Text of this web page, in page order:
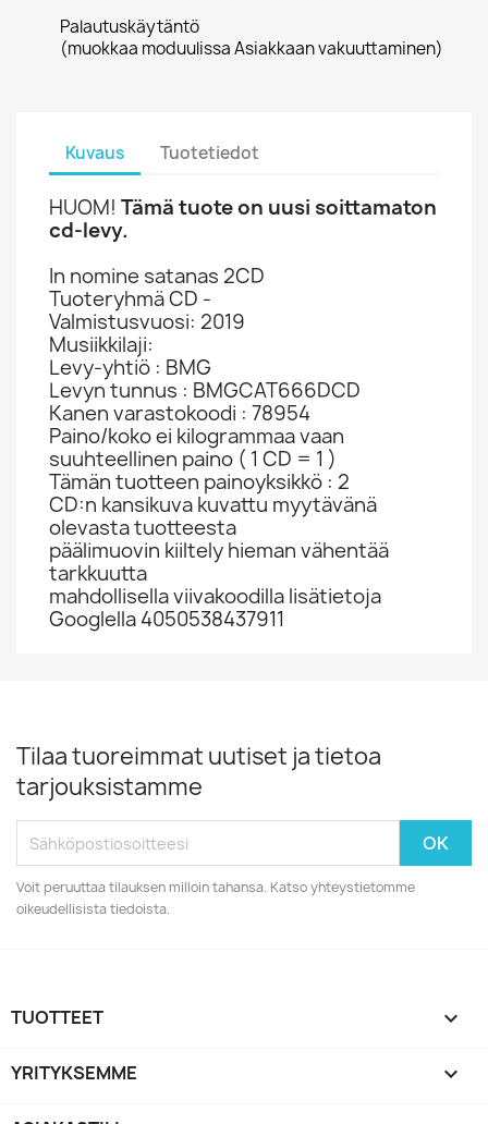
Palautuskäytäntö
(muokkaa moduulissa Asiakkaan vakuuttaminen)
Kuvaus Tuotetiedot
HUOM! Tämä tuote on uusi soittamaton
cd-levy.
In nomine satanas 2CD
Tuoteryhmä CD -
Valmistusvuosi: 2019
Musiikkilaji:
Levy-yhtiö : BMG
Levyn tunnus : BMGCAT666DCD
Kanen varastokoodi : 78954
Paino/koko ei kilogrammaa vaan
suuhteellinen paino ( 1 CD = 1 )
Tämän tuotteen painoyksikkö : 2
CD:n kansikuva kuvattu myytävänä
olevasta tuotteesta
päälimuovin kiiltely hieman vähentää
tarkkuutta
mahdollisella viivakoodilla lisätietoja
Googlella 4050538437911
Tilaa tuoreimmat uutiset ja tietoa
tarjouksistamme
Voit peruuttaa tilauksen milloin tahansa. Katso yhteystietomme
oikeudellisista tiedoista.
TUOTTEET 
YRITYKSEMME 